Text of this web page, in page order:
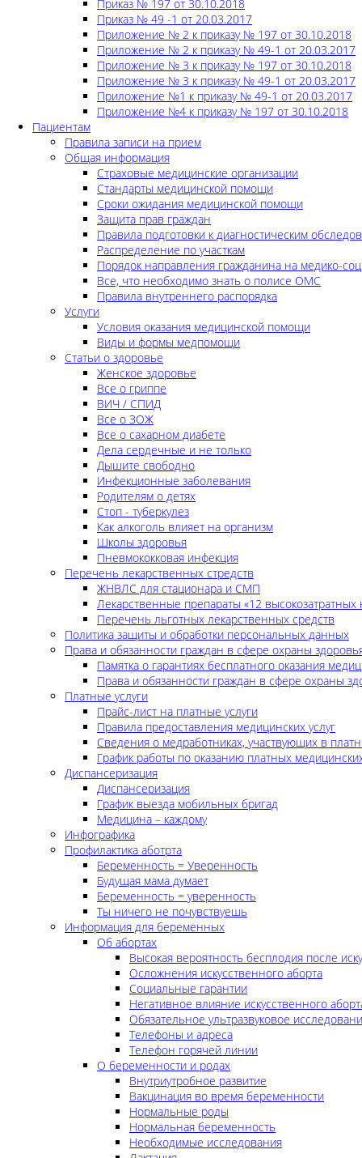
Приказ № 197 от 30.10.2018
Приказ № 49 -1 от 20.03.2017
Приложение № 2 к приказу № 197 от 30.10.2018
Приложение № 2 к приказу № 49-1 от 20.03.2017
Приложение № 3 к приказу № 197 от 30.10.2018
Приложение № 3 к приказу № 49-1 от 20.03.2017
Приложение №1 к приказу № 49-1 от 20.03.2017
Приложение №4 к приказу № 197 от 30.10.2018
Пациентам
Правила записи на прием
Общая информация
Страховые медицинские организации
Стандарты медицинской помощи
Сроки ожидания медицинской помощи
Защита прав граждан
Правила подготовки к диагностическим
Распределение по участкам
Порядок направления гражданина на медико-
Все, что необходимо знать о полисе ОМС
Правила внутреннего распорядка
Услуги
Условия оказания медицинской помощи
Виды и формы медпомощи
Статьи о здоровье
Женское здоровье
Все о гриппе
ВИЧ / СПИД
Все о ЗОЖ
Все о сахарном диабете
Дела сердечные и не только
Дышите свободно
Инфекционные заболевания
Родителям о детях
Стоп - туберкулез
Как алкоголь влияет на организм
Школы здоровья
Пневмококковая инфекция
Перечень лекарственных стредств
ЖНВЛС для стационара и СМП
Лекарственные препараты «12 высокозатратных
Перечень льготных лекарственных средств
Политика защиты и обработки персональных данных
Права и обязанности граждан в сфере охраны
Памятка о гарантиях бесплатного оказания
Права и обязанности граждан в сфере охраны
Платные услуги
Прайс-лист на платные услуги
Правила предоставления медицинских услуг
Сведения о медработниках, участвующих в
График работы по оказанию платных
Диспансеризация
Диспансеризация
График выезда мобильных бригад
Медицина – каждому
Инфографика
Профилактика аботрта
Беременность = Уверенность
Будущая мама думает
Беременность = уверенность
Ты ничего не почувствуешь
Информация для беременных
Об абортах
Высокая вероятность бесплодия после
Осложнения искусственного аборта
Социальные гарантии
Негативное влияние искусственного
Обязательное ультразвуковое
Телефоны и адреса
Телефон горячей линии
О беременности и родах
Внутриутробное развитие
Вакцинация во время беременности
Нормальные роды
Нормальная беременность
Необходимые исследования